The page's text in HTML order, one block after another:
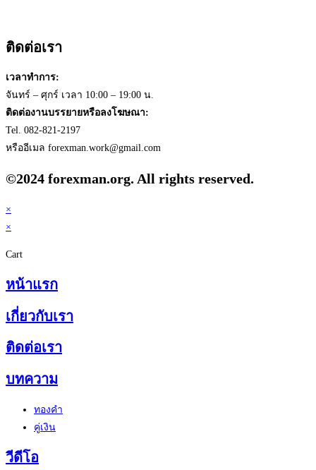
ติดต่อเรา
เวลาทำการ:
จันทร์ – ศุกร์ เวลา 10:00 – 19:00 น.
ติดต่องานบรรยายหรือลงโฆษณา:
Tel. 082-821-2197
หรืออีเมล forexman.work@gmail.com
©2024 forexman.org. All rights reserved.
×
×
Cart
หน้าแรก
เกี่ยวกับเรา
ติดต่อเรา
บทความ
ทองคำ
คู่เงิน
วีดีโอ